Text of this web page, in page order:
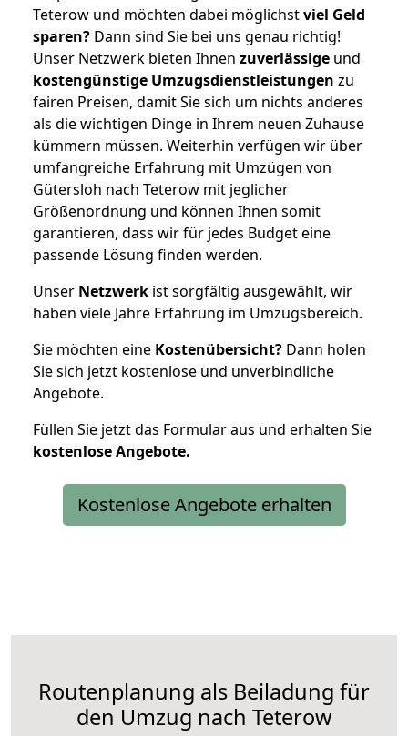
Teterow und möchten dabei möglichstviel Geld
sparen? Dann sind Sie bei uns genau richtig!
Unser Netzwerk bieten Ihnen zuverlässige und
kostengünstige Umzugsdienstleistungen zu
fairen Preisen, damit Sie sich um nichts anderes
als die wichtigen Dinge in Ihrem neuen Zuhause
kümmern müssen. Weiterhin verfügen wir über
umfangreiche Erfahrung mit Umzügen von
Gütersloh nach Teterow mit jeglicher
Größenordnung und können Ihnen somit
garantieren, dass wir für jedes Budget eine
passende Lösung finden werden.
Unser Netzwerk ist sorgfältig ausgewählt, wir
haben viele Jahre Erfahrung im Umzugsbereich.
Sie möchten eine Kostenübersicht? Dann holen
Sie sich jetzt kostenlose und unverbindliche
Angebote.
Füllen Sie jetzt das Formular aus und erhalten Sie
kostenloseAngebote.
Kostenlose Angebote erhalten
Routenplanung als Beiladung für
den Umzug nach Teterow